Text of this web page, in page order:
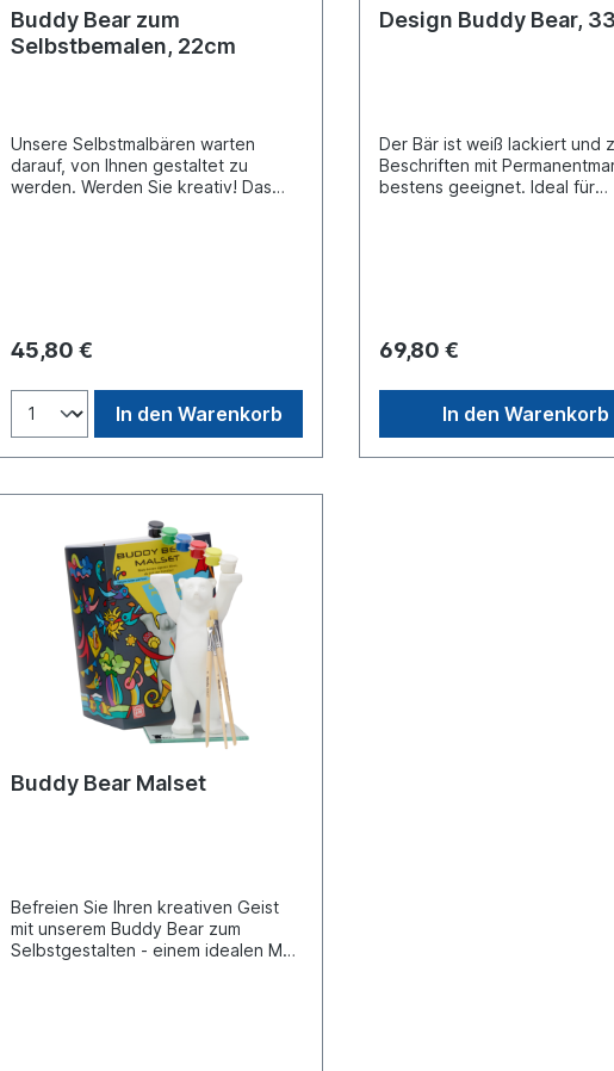
Buddy Bear zum
Selbstbemalen, 22cm
Unsere Selbstmalbären warten
darauf, von Ihnen gestaltet zu
werden. Werden Sie kreativ! Das
45,80 €
In den Warenkorb
Design Buddy Bear,
Der Bär ist weiß lackiert und
Beschriften mit
bestens geeignet. Ideal für
69,80 €
In den Warenkorb
Buddy Bear Malset
Befreien Sie Ihren kreativen Geist
mit unserem Buddy Bear zum
Selbstgestalten - einem idealen Mal-